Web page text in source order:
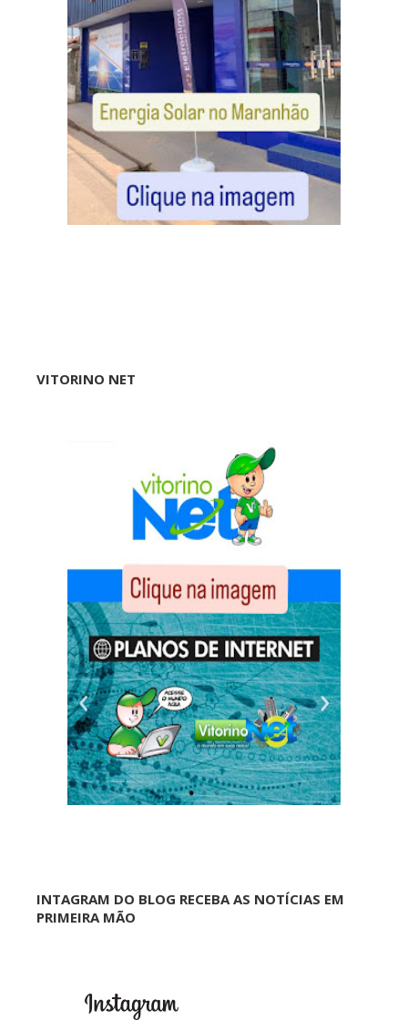
VITORINO NET
INTAGRAM DO BLOG RECEBA AS NOTÍCIAS EM
PRIMEIRA MÃO